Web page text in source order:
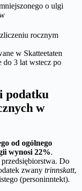
o ulgi
rocznym
w Skatteetaten
do 3 lat wstecz po
podatku
w
od ogólnego
wynosi 22%.
Do
zwany trinnskatt,
(personinntekt).